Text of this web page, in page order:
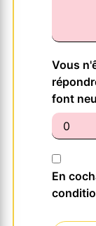
Vous
font
En